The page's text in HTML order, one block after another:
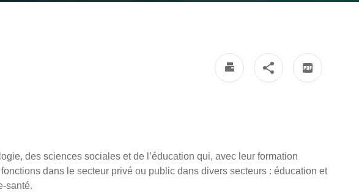
des sciences sociales et de l’éducation qui, avec leur formation
dans le secteur privé ou public dans divers secteurs : éducation et
santé.